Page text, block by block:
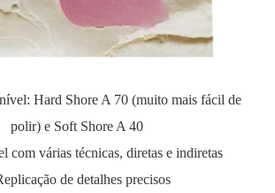
Hard Shore A 70 (muito mais fácil de
polir) e Soft Shore A 40
com várias técnicas, diretas e indiretas
de detalhes precisos